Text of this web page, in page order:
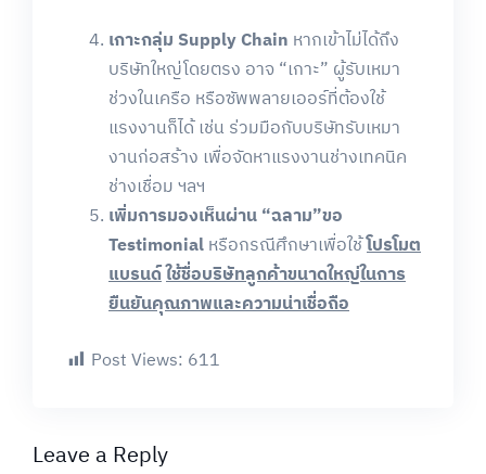
เกาะกลุ่ม Supply Chain หากเข้าไม่ได้ถึง
บริษัทใหญ่โดยตรง อาจ “เกาะ” ผู้รับเหมา
ช่วงในเครือ หรือซัพพลายเออร์ที่ต้องใช้
แรงงานก็ได้ เช่น ร่วมมือกับบริษัทรับเหมา
งานก่อสร้าง เพื่อจัดหาแรงงานช่างเทคนิค
ช่างเชื่อม ฯลฯ
เพิ่มการมองเห็นผ่าน“ฉลาม”ขอ
Testimonialหรือกรณีศึกษาเพื่อใช้โปรโมต
แบรนด์ใช้ชื่อบริษัทลูกค้าขนาดใหญ่ในการ
ยืนยันคุณภาพและความน่าเชื่อถือ
Post Views: 611
Leave a Reply